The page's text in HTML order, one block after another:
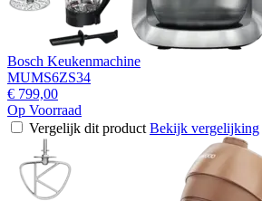
Bosch Keukenmachine
MUMS6ZS34
€ 799,00
Op Voorraad
Vergelijk dit product Bekijk vergelijking